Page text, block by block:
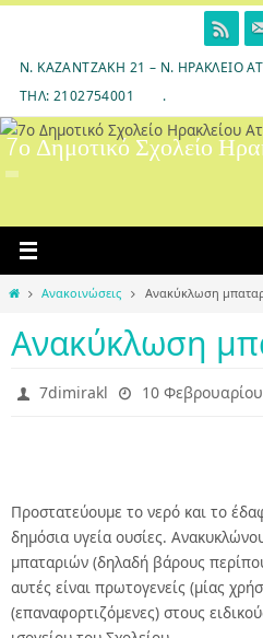
content
Ν. ΚΑΖΑΝΤΖΆΚΗ 21 – Ν. ΗΡΆΚΛΕΙΟ
ΤΗΛ: 2102754001
.
7ο Δημοτικό Σχολείο
HomeΑνακοινώσεις Ανακύκλωση
Ανακύκλωση
7dimirakl 10
Προστατεύουμε το νερό και το
δημόσια υγεία ουσίες.
μπαταριών (δηλαδή βάρους
αυτές είναι πρωτογενείς (μίας
(επαναφορτιζόμενες) στους